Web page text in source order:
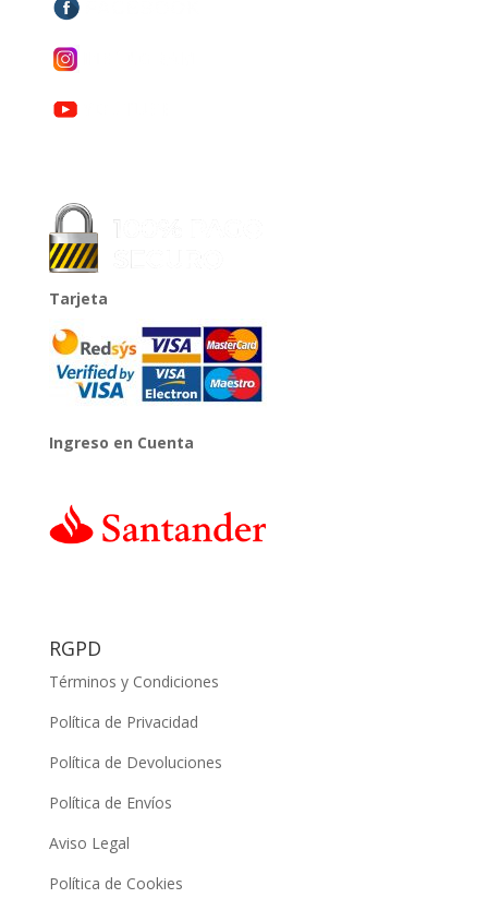
Tarjeta
Ingreso en Cuenta
RGPD
Términos y Condiciones
Política de Privacidad
Política de Devoluciones
Política de Envíos
Aviso Legal
Política de Cookies